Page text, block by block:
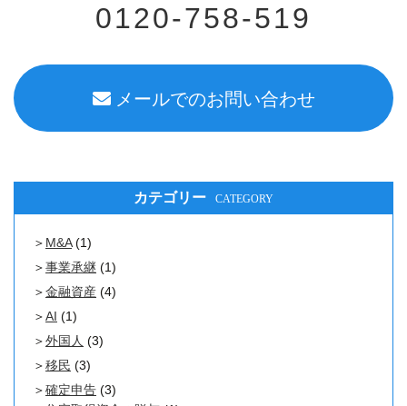
0120-758-519
メールでのお問い合わせ
カテゴリー CATEGORY
M&A(1)
事業承継 (1)
金融資産 (4)
AI (1)
外国人 (3)
移民 (3)
確定申告 (3)